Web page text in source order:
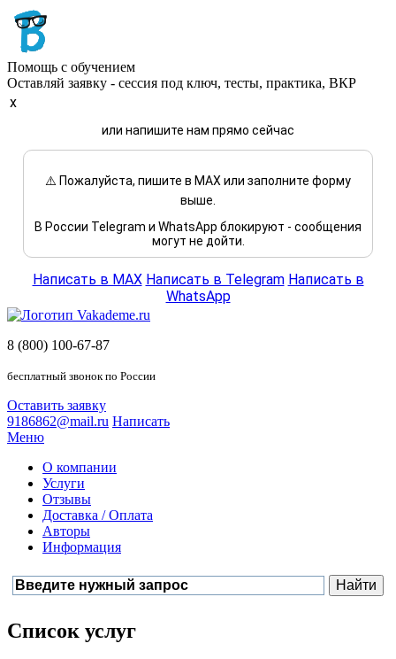
Помощь с обучением
Оставляй заявку - сессия под ключ, тесты, практика, ВКР
x
или напишите нам прямо сейчас
⚠️ Пожалуйста, пишите в MAX или заполните форму
выше.
В России Telegram и WhatsApp блокируют - сообщения
могут не дойти.
Написать в MAX Написать в Telegram Написать в
WhatsApp
8 (800) 100-67-87
бесплатный звонок по России
Оставить заявку
9186862@mail.ru Написать
Меню
О компании
Услуги
Отзывы
Доставка / Оплата
Авторы
Информация
Список услуг